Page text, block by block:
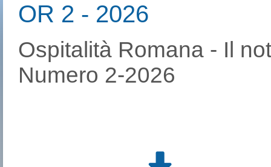
OR 2 - 2026
Ospitalità Romana - Il
Numero 2-2026